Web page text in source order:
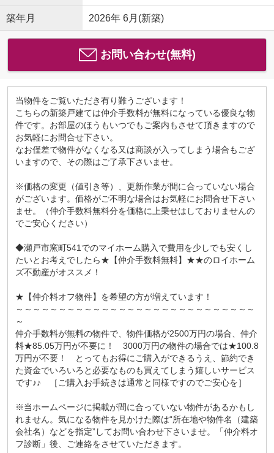
築年月 2026年 6月(新築)
お問い合わせ(無料)
当物件をご覧いただき有り難うございます！
こちらの新築戸建ては仲介手数料が無料になっている優良な物
件です。お部屋のほうもいつでもご案内もさせて頂きますので
お気軽にお問合せ下さい。
なお僅差で物件がなくなる又は商談が入ってしまう場合もござ
いますので、その際はご了承下さいませ。
※価格の変更（値引き等）、更新作業が間に合っていない場合
がございます。価格がご不明な場合はお気軽にお問合せ下さい
ませ。（仲介手数料無料分を価格に上乗せはしておりませんの
でご安心ください）
◆瀬戸市窯町541でのマイホーム購入で費用を少しでも安くし
たいとお考えでしたら★【仲介手数料無料】★★のロイホーム
ズ不動産がオススメ！
★【仲介料オフ物件】を希望の方が増えています！
～～～～～～～～～～～～～～～～～～～～～～～～～～～～
～
仲介手数料が無料の物件で、物件価格が2500万円の場合、仲介
料★85.05万円が不要に！ 3000万円の物件の場合では★100.8
万円が不要！ とってもお得にご購入ができるうえ、節約でき
た資金でいろいろと必要なものも買えてしまう嬉しいサービス
です♪♪ ［ご購入お手続きは通常と同様ですのでご安心を］
※当ホームページに掲載が間に合っていない物件があるかもし
れません。気になる物件を見かけた際は“所在地や物件名（建築
会社名）などを指定”してお問い合わせ下さいませ。「仲介料オ
フ診断」後、ご連絡をさせていただきます。